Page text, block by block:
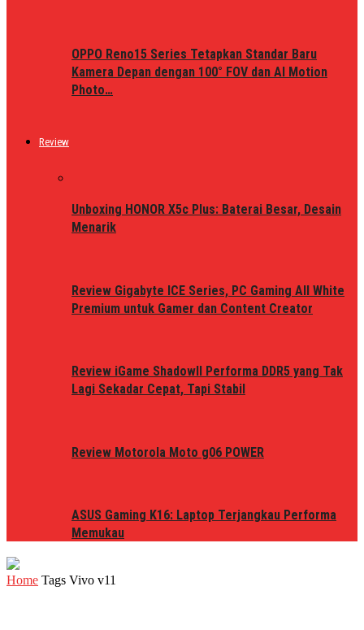
OPPO Reno15 Series Tetapkan Standar Baru
Kamera Depan dengan 100° FOV dan AI Motion
Photo…
Review
Unboxing HONOR X5c Plus: Baterai Besar, Desain
Menarik
Review Gigabyte ICE Series, PC Gaming All White
Premium untuk Gamer dan Content Creator
Review iGame ShadowII Performa DDR5 yang Tak
Lagi Sekadar Cepat, Tapi Stabil
Review Motorola Moto g06 POWER
ASUS Gaming K16: Laptop Terjangkau Performa
Memukau
Home Tags Vivo v11